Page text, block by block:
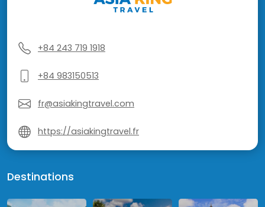
+84 243 719 1918
+84 983150513
fr@asiakingtravel.com
https://asiakingtravel.fr
Destinations